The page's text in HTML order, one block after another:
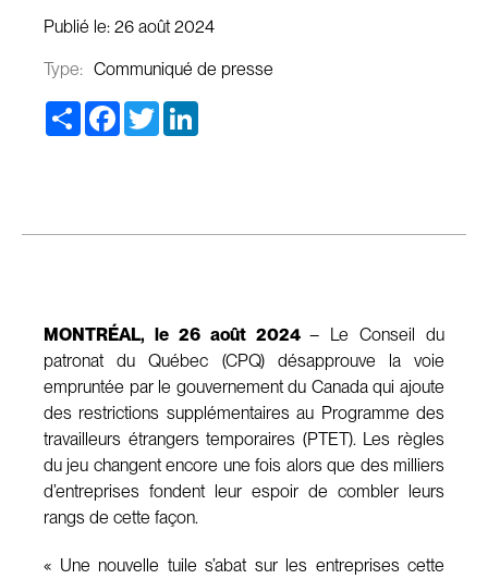
Publié le: 26 août 2024
Type: Communiqué de presse
Share Facebook
Twitter
MONTRÉAL, le 26 août 2024– Le Conseil du
patronat du Québec (CPQ) désapprouve la voie
empruntée par le gouvernement du Canada qui ajoute
des restrictions supplémentaires au Programme des
travailleurs étrangers temporaires (PTET). Les règles
du jeu changent encore une fois alors que des milliers
d’entreprises fondent leur espoir de combler leurs
rangs de cette façon.
« Une nouvelle tuile s’abat sur les entreprises cette